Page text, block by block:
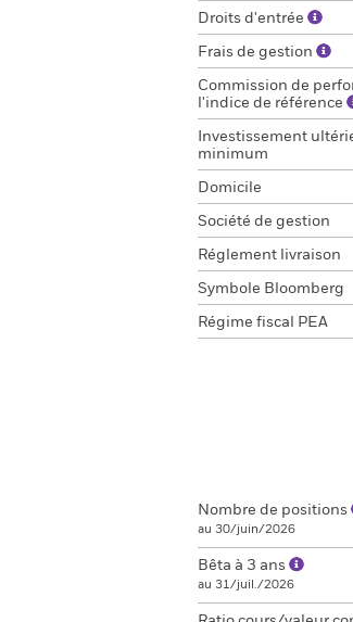
Droits d'entrée
Frais de gestion
Commission de
l'indice de référence
Investissement
minimum
Domicile
Société de gestion
Réglement livraison
Symbole Bloomberg
Régime fiscal PEA
Nombre de positions
au 30/juin/2026
Bêta à 3 ans
au 31/juil./2026